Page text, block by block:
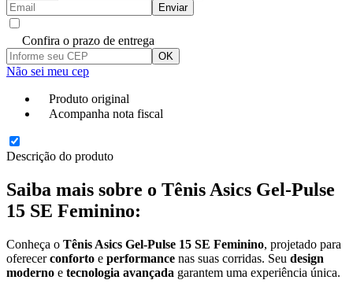
Enviar
Confira o prazo de entrega
OK
Não sei meu cep
Produto original
Acompanha nota fiscal
Descrição do produto
Saiba mais sobre o Tênis Asics Gel-Pulse
15 SE Feminino:
Conheça o Tênis Asics Gel-Pulse 15 SE Feminino, projetado para
oferecerconforto e performance nas suas corridas. Seu design
moderno e tecnologia avançada garantem uma experiência única.